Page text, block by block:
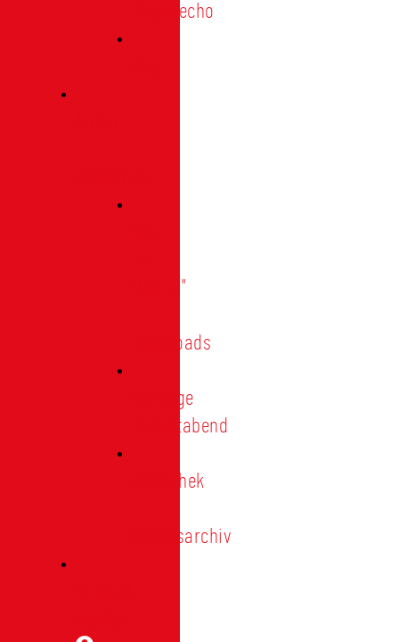
Presseecho
"digital"
Downloads
Vorträge
Heimatabend
Bibliothek
Vereinsarchiv